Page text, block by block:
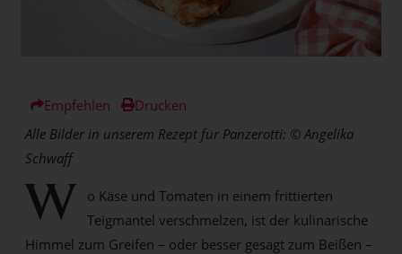
Empfehlen
Drucken
Alle Bilder in unserem Rezept für Panzerotti: © Angelika
Schwaff
W
o Käse und Tomaten in einem frittierten
Teigmantel verschmelzen, ist der kulinarische
Himmel zum Greifen – oder besser gesagt zum Beißen –